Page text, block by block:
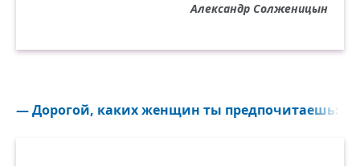
Александр Солженицын
— Дорогой, каких женщин ты предпочитаешь: